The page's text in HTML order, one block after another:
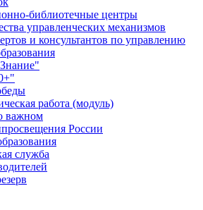
библиотечные центры
управленческих механизмов
и консультантов по управлению
работа (модуль)
важном
России
служба